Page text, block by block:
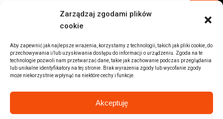
Zarządzaj zgodami plików
cookie
Aby zapewnić jak najlepsze wrażenia, korzystamy z technologii, takich jak pliki cookie, do
przechowywania i/lub uzyskiwania dostępu do informacji o urządzeniu. Zgoda na te
technologie pozwoli nam przetwarzać dane, takie jak zachowanie podczas przeglądania
lub unikalne identyfikatory na tej stronie. Brak wyrażenia zgody lub wycofanie zgody
może niekorzystnie wpłynąć na niektóre cechy i funkcje.
Akceptuję
Inne Lokalizacje
Auta z USA Rzeszów
Auta z USA Białystok
Auta z USA Kraków
Marki samochodów
Sprzedam BMW